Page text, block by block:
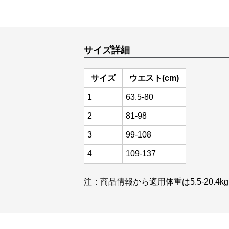
サイズ詳細
サイズ ウエスト(cm)
1 63.5-80
2 81-98
3 99-108
4 109-137
注：商品情報から適用体重は5.5-20.4kg